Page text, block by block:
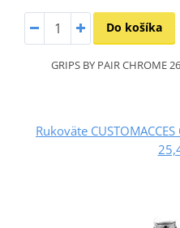
Do košíka
GRIPS BY PAIR CHROME
Rukoväte